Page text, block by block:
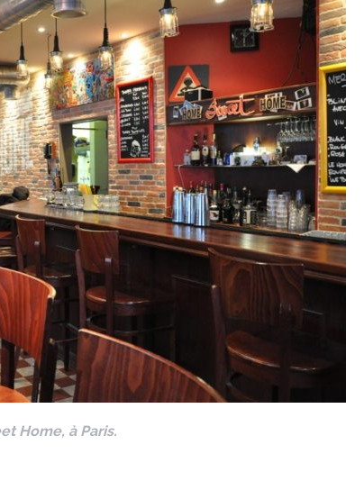
Home, à Paris.